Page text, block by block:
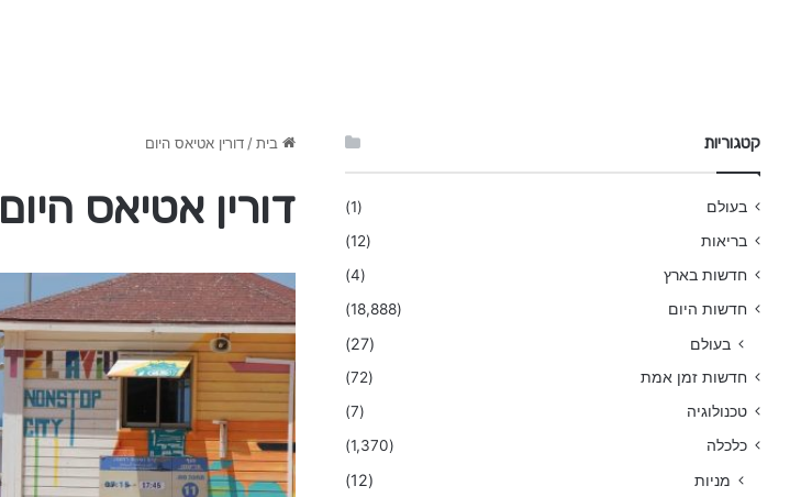
בית / דורין אטיאס היום
דורין אטיאס היום
קטגוריות
בעולם
(1)
בריאות
(12)
חדשות בארץ
(4)
חדשות היום
(18,888)
בעולם (27)
חדשות זמן אמת
(72)
טכנולוגיה
(7)
כלכלה
(1,370)
מניות (12)